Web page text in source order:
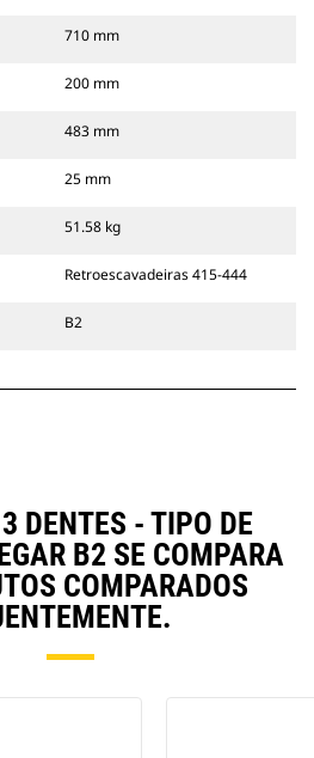
710 mm
200 mm
483 mm
25 mm
51.58 kg
Retroescavadeiras 415-444
B2
DENTES - TIPO DE
B2 SE COMPARA
COMPARADOS